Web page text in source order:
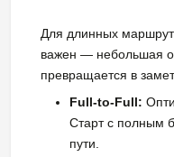
Для длинных
важен — небольшая
превращается в
Full-to-Full:
Старт с полным
пути.